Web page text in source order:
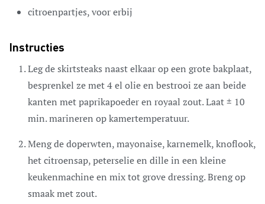
citroenpartjes,voor erbij
Instructies
Leg de skirtsteaks naast elkaar op een grote bakplaat,
besprenkel ze met 4 el olie en bestrooi ze aan beide
kanten met paprikapoeder en royaal zout. Laat ± 10
min. marineren op kamertemperatuur.
Meng de doperwten, mayonaise, karnemelk, knoflook,
het citroensap, peterselie en dille in een kleine
keukenmachine en mix tot grove dressing. Breng op
smaak met zout.